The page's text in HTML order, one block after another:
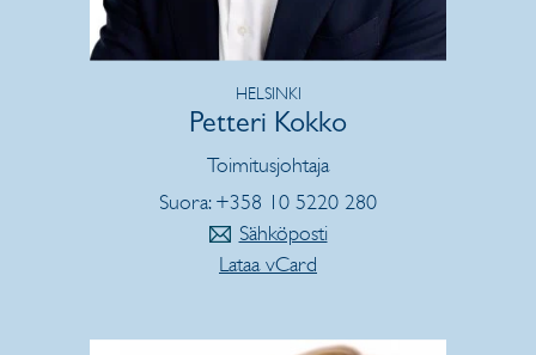
HELSINKI
Petteri Kokko
Toimitusjohtaja
Suora: +358 10 5220 280
Sähköposti
Lataa vCard